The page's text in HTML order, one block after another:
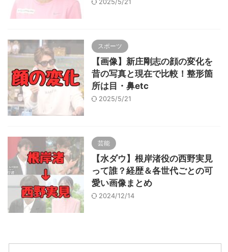
スポーツ
【画像】新庄剛志の顔の変化を
昔の写真と現在で比較！整形箇
所は目・鼻etc
2025/5/21
芸能
【水ダウ】根岸渚役の西野実見
って誰？経歴＆各世代ごとの可
愛い画像まとめ
2024/12/14